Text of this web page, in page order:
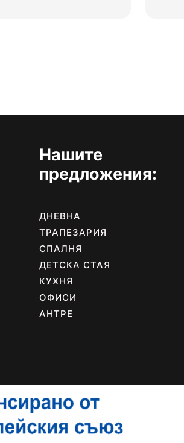
Нашите
предложения:
ДНЕВНА
ТРАПЕЗАРИЯ
СПАЛНЯ
ДЕТСКА СТАЯ
КУХНЯ
ОФИСИ
АНТРЕ